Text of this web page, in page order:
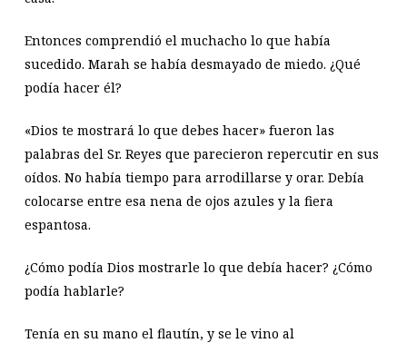
Entonces comprendió el muchacho lo que había
sucedido. Marah se había desmayado de miedo. ¿Qué
podía hacer él?
«Dios te mostrará lo que debes hacer» fueron las
palabras del Sr. Reyes que parecieron repercutir en sus
oídos. No había tiempo para arrodillarse y orar. Debía
colocarse entre esa nena de ojos azules y la fiera
espantosa.
¿Cómo podía Dios mostrarle lo que debía hacer? ¿Cómo
podía hablarle?
Tenía en su mano el flautín, y se le vino al